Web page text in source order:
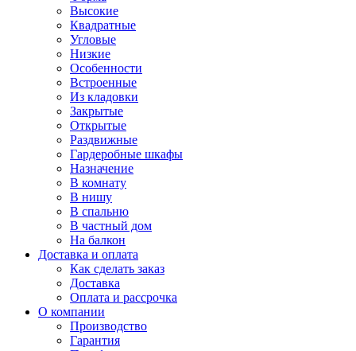
Высокие
Квадратные
Угловые
Низкие
Особенности
Встроенные
Из кладовки
Закрытые
Открытые
Раздвижные
Гардеробные шкафы
Назначение
В комнату
В нишу
В спальню
В частный дом
На балкон
Доставка и оплата
Как сделать заказ
Доставка
Оплата и рассрочка
О компании
Производство
Гарантия